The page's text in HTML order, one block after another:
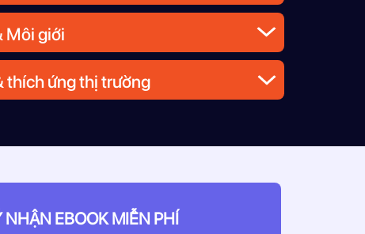
thích ứng thị trường
Môi giới
EBOOK MIỄN PHÍ